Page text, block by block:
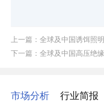
上一篇：全球及中国诱饵照
下一篇：全球及中国高压绝
市场分析 行业简报